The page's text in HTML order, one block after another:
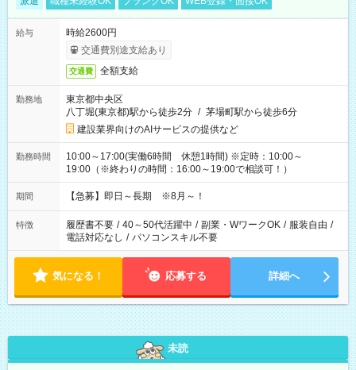
給与
時給2600円
交通費別途支給あり
交通費 全額支給
勤務地
東京都中央区
八丁堀(東京都)駅から徒歩2分 / 茅場町駅から徒歩6分
建設業界向けのAIサービスの提供など
勤務時間
10:00～17:00(実働6時間 休憩1時間) ※定時：10:00～
19:00（※終わりの時間：16:00～19:00で相談可！）
期間 【急募】即日～長期 ※8月～！
特徴 履歴書不要 / 40～50代活躍中 / 副業・WワークOK / 服装自由 /
電話対応なし / パソコンスキル不要
気になる！ 応募する 詳細へ
未読